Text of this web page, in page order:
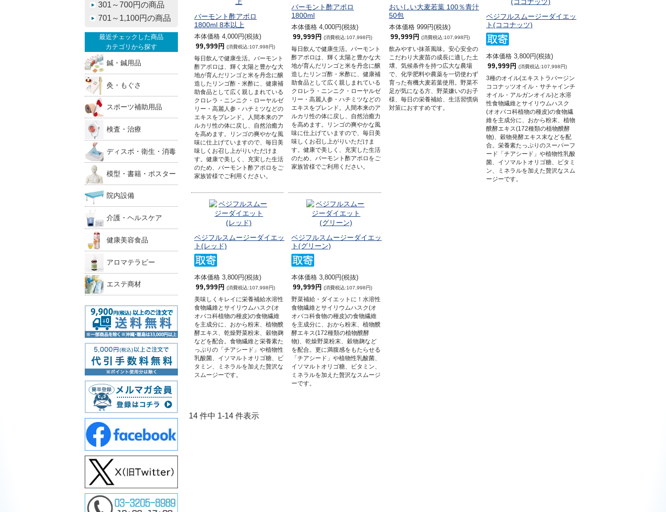
301～700円の商品
701～1,100円の商品
最近チェックした商品
カテゴリから探す
鍼・鍼用品
灸・もぐさ
スポーツ補助用品
検査・治療
ディスポ・衛生・消毒
模型・書籍・ポスター
院内設備
介護・ヘルスケア
健康美容食品
アロマテラピー
エステ商材
バーモント酢アポロ
1800ml 8本以上
本体価格 4,000円(税抜)
99,999円 (消費税込:107,998円)
毎日飲んで健康生活。バーモント
酢アポロは、輝く太陽と豊かな大
地が育んだリンゴと米を丹念に醸
造したリンゴ酢・米酢に、健康補
助食品として広く親しまれている
クロレラ・ニンニク・ローヤルゼ
リー・高麗人参・ハチミツなどの
エキスをブレンド。人間本来のア
ルカリ性の体に戻し、自然治癒力
を高めます。リンゴの爽やかな風
味に仕上げていますので、毎日美
味しくお召し上がりいただけま
す。健康で美しく、充実した生活
のため、バーモント酢アポロをご
家族皆様でご利用ください。
バーモント酢アポロ
1800ml
本体価格 4,000円(税抜)
99,999円 (消費税込:107,998円)
毎日飲んで健康生活。バーモント
酢アポロは、輝く太陽と豊かな大
地が育んだリンゴと米を丹念に醸
造したリンゴ酢・米酢に、健康補
助食品として広く親しまれている
クロレラ・ニンニク・ローヤルゼ
リー・高麗人参・ハチミツなどの
エキスをブレンド。人間本来のア
ルカリ性の体に戻し、自然治癒力
を高めます。リンゴの爽やかな風
味に仕上げていますので、毎日美
味しくお召し上がりいただけま
す。健康で美しく、充実した生活
のため、バーモント酢アポロをご
家族皆様でご利用ください。
おいしい大麦若葉 100％青汁
50包
本体価格 999円(税抜)
99,999円 (消費税込:107,998円)
飲みやすい抹茶風味。安心安全の
こだわり大麦苗の成長に適した土
壌、気候条件を持つ広大な農場
で、化学肥料や農薬を一切使わず
育った有機大麦若葉使用。野菜不
足が気になる方、野菜嫌いのお子
様、毎日の栄養補給、生活習慣病
対策におすすめです。
ベジフルスムージーダイエッ
ト(ココナッツ)
本体価格 3,800円(税抜)
99,999円 (消費税込:107,998円)
3種のオイル(エキストラバージン
ココナッツオイル・サチャインチ
オイル・アルガンオイル)と水溶
性食物繊維とサイリウムハスク
(オオバコ科植物の種皮)の食物繊
維を主成分に、おから粉末、植物
醗酵エキス(172種類の植物醗酵
物)、穀物発酵エキス末などを配
合。栄養素たっぷりのスーパーフ
ード「チアシード」や植物性乳酸
菌、イソマルトオリゴ糖、ビタミ
ン、ミネラルを加えた贅沢なスム
ージーです。
ベジフルスムージーダイエッ
ト(レッド)
本体価格 3,800円(税抜)
99,999円 (消費税込:107,998円)
美味しくキレイに栄養補給水溶性
食物繊維とサイリウムハスク(オ
オバコ科植物の種皮)の食物繊維
を主成分に、おから粉末、植物醗
酵エキス、乾燥野菜粉末、穀物麹
などを配合。食物繊維と栄養素た
っぷりの「チアシード」や植物性
乳酸菌、イソマルトオリゴ糖、ビ
タミン、ミネラルを加えた贅沢な
スムージーです。
ベジフルスムージーダイエッ
ト(グリーン)
本体価格 3,800円(税抜)
99,999円 (消費税込:107,998円)
野菜補給・ダイエットに！水溶性
食物繊維とサイリウムハスク(オ
オバコ科食物の種皮)の食物繊維
を主成分に、おから粉末、植物醗
酵エキス(172種類の植物醗酵
物)、乾燥野菜粉末、穀物麹など
を配合。更に満腹感をもたらせる
「チアシード」や植物性乳酸菌、
イソマルトオリゴ糖、ビタミン、
ミネラルを加えた贅沢なスムージ
ーです。
14 件中 1-14 件表示